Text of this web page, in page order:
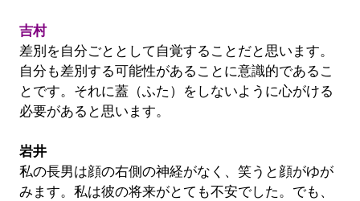
吉村
差別を自分ごととして自覚することだと思います。
自分も差別する可能性があることに意識的であるこ
とです。それに蓋（ふた）をしないように心がける
必要があると思います。
岩井
私の長男は顔の右側の神経がなく、笑うと顔がゆが
みます。私は彼の将来がとても不安でした。でも、